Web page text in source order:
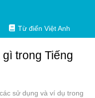
Từ điển Việt Anh
trong Tiếng
sử dụng và ví dụ trong